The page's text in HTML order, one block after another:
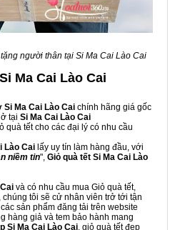
người thân tại Si Ma Cai Lào Cai
Ma Cai Lào Cai
Si Ma Cai Lào Cai chính hãng giá gốc
tại Si Ma Cai Lào Cai
quà tết cho các đại lý có nhu cầu
Lào Cai lấy uy tín làm hàng đầu, với
niềm tin", Giỏ quà tết Si Ma Cai Lào
và có nhu cầu mua Giỏ quà tết,
tôi sẽ cử nhân viên trở tới tận
sản phẩm đăng tải trên website
hàng giả và tem bảo hành mang
Si Ma Cai Lào Cai. giỏ quà tết đẹp